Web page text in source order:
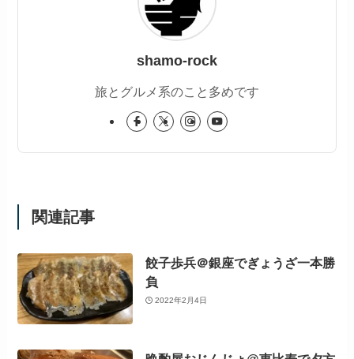
shamo-rock
旅とグルメ系のこと多めです
関連記事
餃子歩兵＠銀座でぎょうざ一本勝
負
2022年2月4日